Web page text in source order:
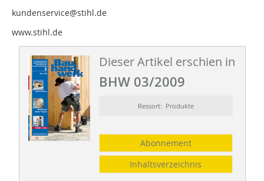
kundenservice@stihl.de
www.stihl.de
Dieser Artikel erschien in
BHW 03/2009
Ressort: Produkte
Abonnement
Inhaltsverzeichnis